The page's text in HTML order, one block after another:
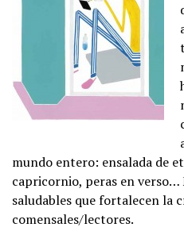
mundo entero: ensalada de
capricornio, peras en verso…
saludables que fortalecen la
comensales/lectores.